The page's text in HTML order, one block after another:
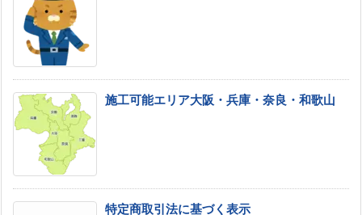
施工可能エリア大阪・兵庫・奈良・和歌山
特定商取引法に基づく表示